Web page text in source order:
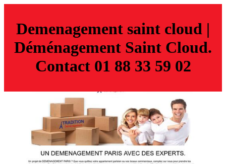
Demenage­ment saint cloud |
Déménage­ment Saint Cloud.
Contact 01 88 33 59 02